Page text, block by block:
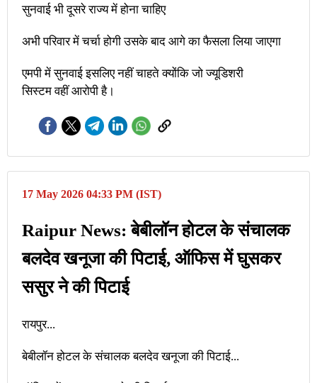
सुनवाई भी दूसरे राज्य में होना चाहिए
अभी परिवार में चर्चा होगी उसके बाद आगे का फैसला लिया जाएगा
एमपी में सुनवाई इसलिए नहीं चाहते क्योंकि जो ज्यूडिशरी
सिस्टम वहीं आरोपी है।
17 May 2026 04:33 PM (IST)
Raipur News: बेबीलॉन होटल के संचालक
बलदेव खनूजा की पिटाई, ऑफिस में घुसकर
ससुर ने की पिटाई
रायपुर...
बेबीलॉन होटल के संचालक बलदेव खनूजा की पिटाई...